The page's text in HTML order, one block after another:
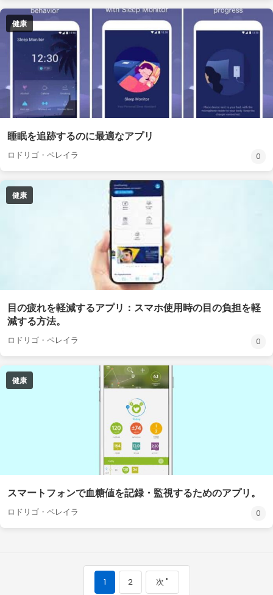
健康
睡眠を追跡するのに最適なアプリ
ロドリゴ・ペレイラ 0
健康
目の疲れを軽減するアプリ：スマホ使用時の目の負担を軽
減する方法。
ロドリゴ・ペレイラ 0
健康
スマートフォンで血糖値を記録・監視するためのアプリ。
ロドリゴ・ペレイラ 0
1 2 次 "